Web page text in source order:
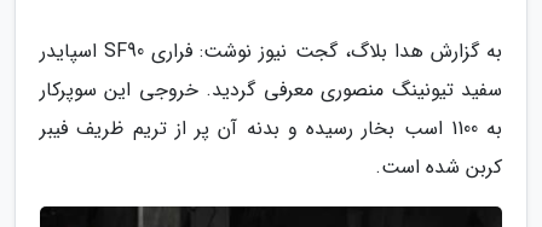
به گزارش هدا بلاگ، گجت نیوز نوشت: فراری SF90 اسپایدر
سفید تیونینگ منصوری معرفی گردید. خروجی این سوپرکار
به 1100 اسب بخار رسیده و بدنه آن پر از تریم ظریف فیبر
کربن شده است.